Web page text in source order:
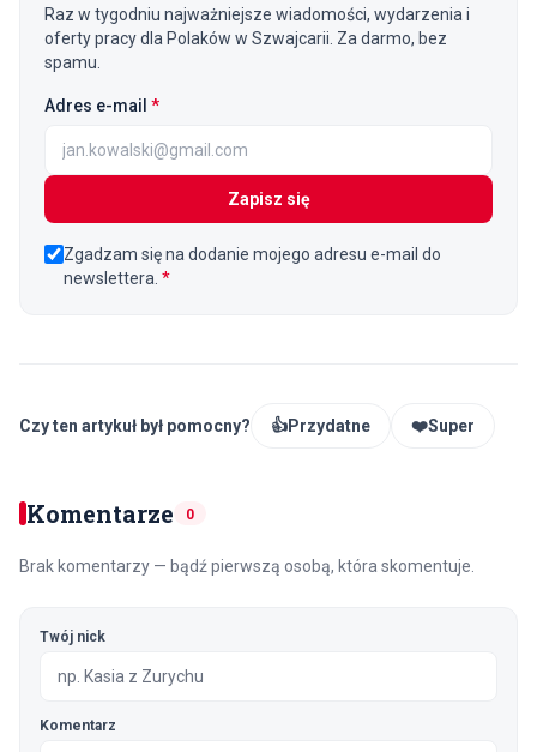
Raz w tygodniu najważniejsze wiadomości, wydarzenia i
oferty pracy dla Polaków w Szwajcarii. Za darmo, bez
spamu.
Adres e-mail *(wymagane)
Zapisz się
Zgadzam się na dodanie mojego adresu e-mail do
newslettera. *
Czy ten artykuł był pomocny? 👍Przydatne ❤️Super
Komentarze 0
Brak komentarzy — bądź pierwszą osobą, która skomentuje.
Twój nick
Komentarz